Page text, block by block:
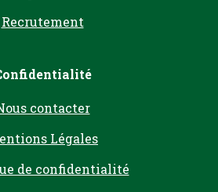
Recrutement
contacter
Légales
de confidentialité